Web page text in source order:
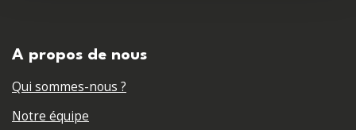
A propos de nous
Qui sommes-nous ?
Notre équipe